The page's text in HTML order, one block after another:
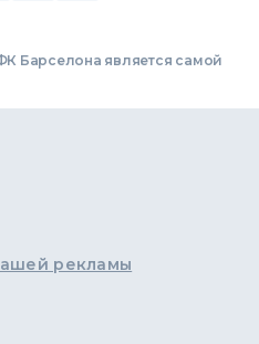
Барселона является самой
рекламы